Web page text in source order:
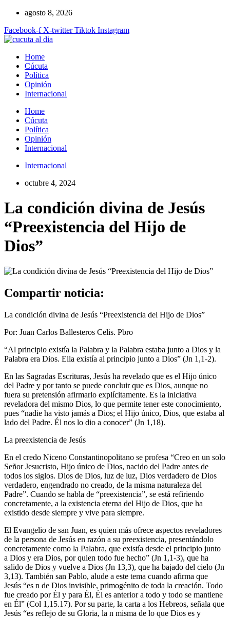
contenido
agosto 8, 2026
Facebook-f X-twitter Tiktok Instagram
Home
Cúcuta
Política
Opinión
Internacional
Home
Cúcuta
Política
Opinión
Internacional
Internacional
octubre 4, 2024
La condición divina de Jesús
“Preexistencia del Hijo de
Dios”
Compartir noticia:
La condición divina de Jesús “Preexistencia del Hijo de Dios”
Por: Juan Carlos Ballesteros Celis. Pbro
“Al principio existía la Palabra y la Palabra estaba junto a Dios y la
Palabra era Dios. Ella existía al principio junto a Dios” (Jn 1,1-2).
En las Sagradas Escrituras, Jesús ha revelado que es el Hijo único
del Padre y por tanto se puede concluir que es Dios, aunque no
fuera su pretensión afirmarlo explícitamente. Es la iniciativa
reveladora del mismo Dios, lo que permite tener este conocimiento,
pues “nadie ha visto jamás a Dios; el Hijo único, Dios, que estaba al
lado del Padre. Él nos lo dio a conocer” (Jn 1,18).
La preexistencia de Jesús
En el credo Niceno Constantinopolitano se profesa “Creo en un solo
Señor Jesucristo, Hijo único de Dios, nacido del Padre antes de
todos los siglos. Dios de Dios, luz de luz, Dios verdadero de Dios
verdadero, engendrado no creado, de la misma naturaleza del
Padre”. Cuando se habla de “preexistencia”, se está refiriendo
concretamente, a la existencia eterna del Hijo de Dios, que ha
existido desde siempre y vive para siempre.
El Evangelio de san Juan, es quien más ofrece aspectos reveladores
de la persona de Jesús en razón a su preexistencia, presentándolo
concretamente como la Palabra, que existía desde el principio junto
a Dios y era Dios, por quien todo fue hecho” (Jn 1,1-3), que ha
salido de Dios y vuelve a Dios (Jn 13,3), que ha bajado del cielo (Jn
3,13). También san Pablo, alude a este tema cuando afirma que
Jesús “es n de Dios invisible, primogénito de toda la creación. Todo
fue creado por Él y para Él, Él es anterior a todo y todo se mantiene
en Él” (Col 1,15.17). Por su parte, la carta a los Hebreos, señala que
Jesús “es reflejo de su Gloria, la n misma de lo que Dios es y